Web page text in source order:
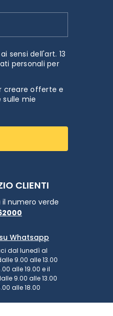
sensi dell'art. 13
personali per
creare offerte e
sulle mie
CLIENTI
numero verde
Whatsapp
dal lunedì al
9.00 alle 13.00
alle 19.00 e il
9.00 alle 13.00
alle 18.00